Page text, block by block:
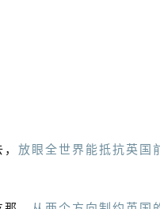
放眼全世界能抵抗英国